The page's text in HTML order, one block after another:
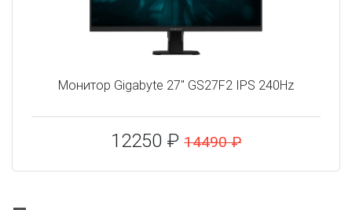
Монитор Gigabyte 27" GS27F2 IPS 240Hz
12250 ₽ 14490 ₽